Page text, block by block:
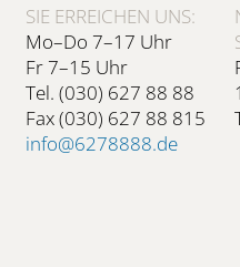
SIE ERREICHEN UNS:
Mo–Do 7–17 Uhr
Fr 7–15 Uhr
Tel. (030) 627 88 88
Fax (030) 627 88 815
info@6278888.de